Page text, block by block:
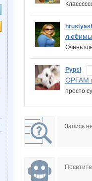
Очень
Pypsi
ОРГАМ
просто
Запись